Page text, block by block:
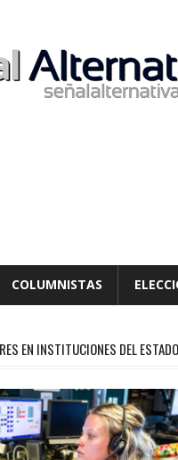
COLUMNISTAS
EN INSTITUCIONES DEL ESTADO